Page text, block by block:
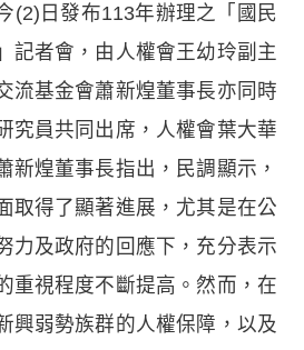
(2)日發布113年辦理之「國民
記者會，由人權會王幼玲副主
流基金會蕭新煌董事長亦同時
究員共同出席，人權會葉大華
新煌董事長指出，民調顯示，
取得了顯著進展，尤其是在公
力及政府的回應下，充分表示
重視程度不斷提高。然而，在
興弱勢族群的人權保障，以及